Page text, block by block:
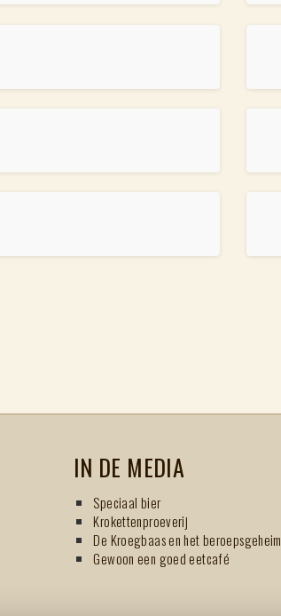
IN DE MEDIA
Speciaal bier
Krokettenproeverij
De Kroegbaas en het beroepsgeheim
Gewoon een goed eetcafé